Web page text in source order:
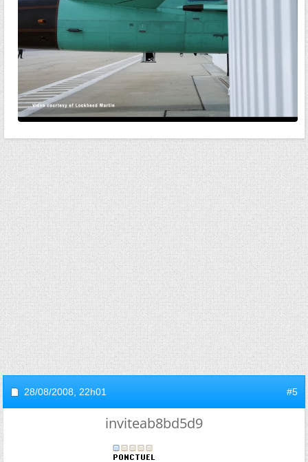
28/08/2008, 22h01 #5
inviteab8bd5d9